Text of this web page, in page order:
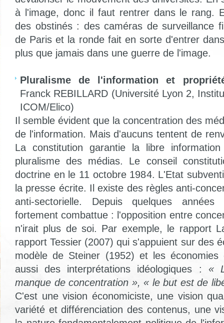
à l'image, donc il faut rentrer dans le rang.
des obstinés : des caméras de surveillance
de Paris et la ronde fait en sorte d'entrer
plus que jamais dans une guerre de l'image.
Pluralisme de l'information et
Franck REBILLARD (Université Lyon 2,
ICOM/Elico)
Il semble évident que la concentration des
de l'information. Mais d'aucuns tentent de
La constitution garantie la libre
pluralisme des médias. Le conseil
doctrine en le 11 octobre 1984. L'Etat
la presse écrite. Il existe des règles anti-
anti-sectorielle. Depuis quelques
fortement combattue : l'opposition entre
n'irait plus de soi. Par exemple, le rapport
rapport Tessier (2007) qui s'appuient sur des
modèle de Steiner (1952) et les
aussi des interprétations idéologiques : «
manque de concentration », « le but est de
C'est une vision économiciste, une vision
variété et différenciation des contenus, une